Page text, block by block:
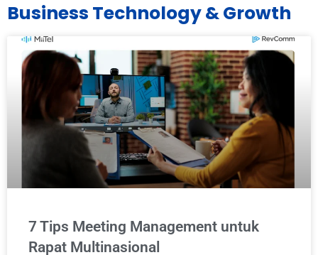
Business Technology & Growth
7 Tips Meeting Management untuk
Rapat Multinasional